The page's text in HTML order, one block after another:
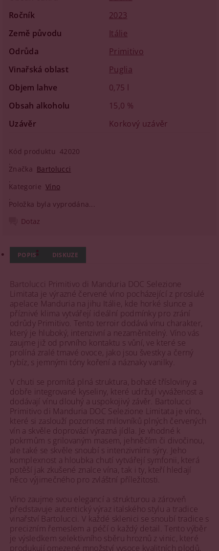
Ročník
2023
Země původu
Itálie
Odrůda
Primitivo
Vinařská oblast
Puglia
Objem lahve
0,75 l
Obsah alkoholu
15,0 %
Uzávěr
Korkový uzávěr
Kód produktu 42020
Značka Bartolucci
Kategorie Víno
Položka byla vyprodána...
Dotaz
POPIS DISKUZE
Bartolucci Primitivo di Manduria DOC Selezione
Limitata je výrazné červené víno pocházející z proslulé
apelace Manduria na jihu Itálie, kde horké slunce a
příznivé klima vytvářejí ideální podmínky pro zrání
odrůdy Primitivo. Tento terroir dodává vínu charakter,
který je hluboký, intenzivní a nezaměnitelný. Víno vás
zaujme již od prvního kontaktu s vůní, ve které se
prolíná zralé tmavé ovoce, jako jsou švestky a černý
rybíz, s jemnými tóny koření a náznaky vanilky.
V chuti se promítá plná struktura, bohaté třísloviny a
dobře integrované kyseliny, které udržují vyváženost a
dodávají vínu dlouhý a uspokojivý závěr. Bartolucci
Primitivo di Manduria DOC Selezione Limitata je víno,
které si zaslouží pozornost milovníků plných červených
vín a skvěle doprovází výrazná jídla. Je vhodné k
pokrmům s grilovaným masem, jehněčím či divočinou,
ale také se skvěle snoubí s intenzivními sýry. Jeho
komplexnost a hloubka chutí vytvářejí symfonii, která
potěší jak zkušené znalce vína, tak i ty, kteří hledají
něco výjimečného pro zvláštní příležitosti.
Víno zaujme svou elegancí a strukturou a zároveň
představuje autentický výraz italského stylu a tradice
vinařství Bartolucci. V každé sklenici se snoubí tradice s
precizním řemeslem a péčí o každý detail. Tento výběr
je výsledkem selektivního sběru hroznů z vinic, které
produkují omezené množství vysoce kvalitních plodů,